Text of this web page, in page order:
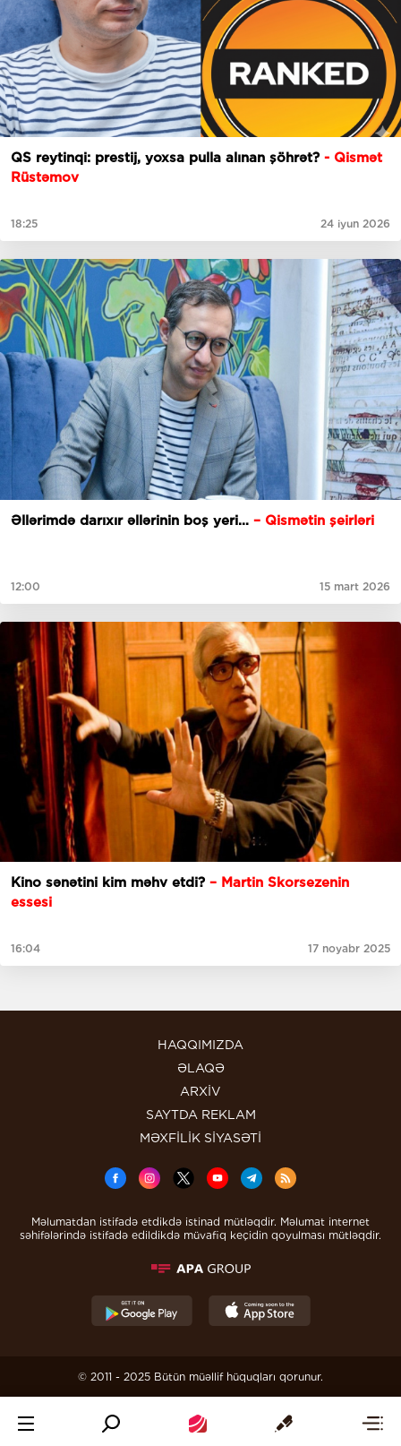
QS reytinqi: prestij, yoxsa pulla alınan şöhrət? - Qismət
Rüstəmov
18:25 24 iyun 2026
Əllərimdə darıxır əllərinin boş yeri… – Qismətin şeirləri
12:00 15 mart 2026
Kino sənətini kim məhv etdi? – Martin Skorsezenin
essesi
16:04 17 noyabr 2025
HAQQIMIZDA
ƏLAQƏ
ARXİV
SAYTDA REKLAM
MƏXFİLİK SİYASƏTİ
Məlumatdan istifadə etdikdə istinad mütləqdir. Məlumat internet
səhifələrində istifadə edildikdə müvafiq keçidin qoyulması mütləqdir.
© 2011 - 2025 Bütün müəllif hüquqları qorunur.